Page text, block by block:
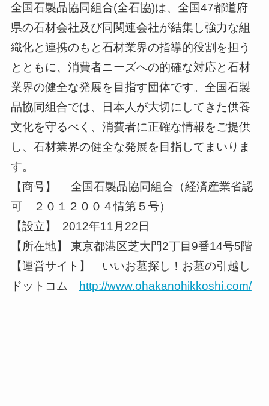
全国石製品協同組合(全石協)は、全国47都道府
県の石材会社及び同関連会社が結集し強力な組
織化と連携のもと石材業界の指導的役割を担う
とともに、消費者ニーズへの的確な対応と石材
業界の健全な発展を目指す団体です。全国石製
品協同組合では、日本人が大切にしてきた供養
文化を守るべく、消費者に正確な情報をご提供
し、石材業界の健全な発展を目指してまいりま
す。
【商号】 全国石製品協同組合（経済産業省認
可 ２０１２００４情第５号）
【設立】 2012年11月22日
【所在地】 東京都港区芝大門2丁目9番14号5階
【運営サイト】 いいお墓探し！お墓の引越し
ドットコム http://www.ohakanohikkoshi.com/